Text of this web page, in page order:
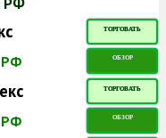
РФ
ТОРГОВАТЬ
РФ ОБЗОР
ТОРГОВАТЬ
РФ ОБЗОР